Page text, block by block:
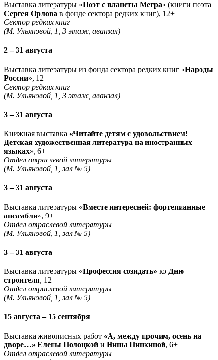
Выставка литературы «Поэт с планеты Мегра» (книги поэта
Сергея Орлова в фонде сектора редких книг), 12+
Сектор редких книг
(М. Ульяновой, 1, 3 этаж, аванзал)
2 – 31 августа
Выставка литературы из фонда сектора редких книг «Народы
России», 12+
Сектор редких книг
(М. Ульяновой, 1, 3 этаж, аванзал)
3 – 31 августа
Книжная выставка «Читайте детям с удовольствием!
Детская художественная литература на иностранных
языках», 6+
Отдел отраслевой литературы
(М. Ульяновой, 1, зал № 5)
3 – 31 августа
Выставка литературы «Вместе интересней: фортепианные
ансамбли», 9+
Отдел отраслевой литературы
(М. Ульяновой, 1, зал № 5)
3 – 31 августа
Выставка литературы «Профессия созидать» ко Дню
строителя, 12+
Отдел отраслевой литературы
(М. Ульяновой, 1, зал № 5)
15 августа – 15 сентября
Выставка живописных работ «А, между прочим, осень на
дворе…» Елены Полоцкой и Нины Пинкиной, 6+
Отдел отраслевой литературы